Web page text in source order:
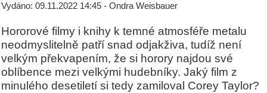
Vydáno: 09.11.2022 14:45 - Ondra Weisbauer
Hororové filmy i knihy k temné atmosféře metalu
neodmyslitelně patří snad odjakživa, tudíž není
velkým překvapením, že si horory najdou své
oblíbence mezi velkými hudebníky. Jaký film z
minulého desetiletí si tedy zamiloval Corey Taylor?